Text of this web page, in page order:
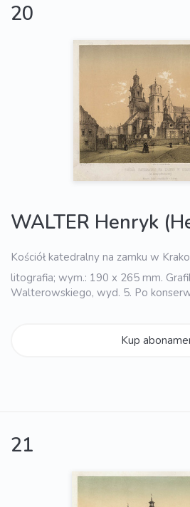
20
WALTER Henryk
Kościół katedralny na zamku w
litografia; wym.: 190 x 265 mm.
Walterowskiego, wyd. 5. Po
Kup
21